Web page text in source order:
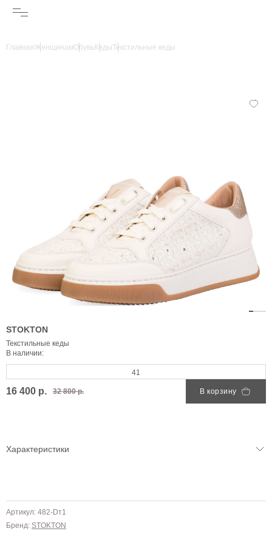
ГлавнаяЖенщинамОбувьКедыТекстильные кеды
STOKTON
Текстильные кеды
В наличии:
41
16 400 р. 32 800 р. В корзину
Характеристики
Артикул: 482-Dт1
Бренд: STOKTON